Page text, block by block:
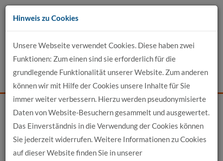
Zum
Inhalt
Events News Login Suche
Kontakt
Startseite Unser Profil Forschung DIGI4ME
Kompetenzallianz im Gesundheitswesen zur Schaffung
Hinweis zu Cookies
Unsere Webseite verwendet Cookies. Diese haben zwei
Funktionen: Zum einen sind sie erforderlich für die
grundlegende Funktionalität unserer Website. Zum anderen
können wir mit Hilfe der Cookies unsere Inhalte für Sie
immer weiter verbessern. Hierzu werden pseudonymisierte
Daten von Website-Besuchern gesammelt und ausgewertet.
Das Einverständnis in die Verwendung der Cookies können
Sie jederzeit widerrufen. Weitere Informationen zu Cookies
auf dieser Website finden Sie in unserer